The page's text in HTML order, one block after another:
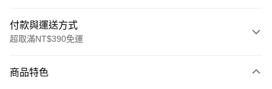
付款與運送方式
超取滿NT$390免運
POYA支付
商品特色